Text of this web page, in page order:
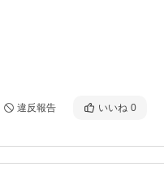
違反報告 いいね 0